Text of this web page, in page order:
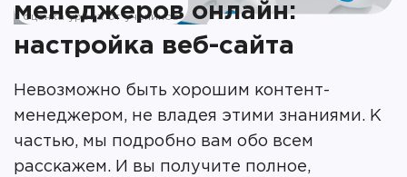
оценка урока от учеников
менеджеров онлайн:
настройка веб-сайта
Невозможно быть хорошим контент-
менеджером, не владея этими знаниями. К
частью, мы подробно вам обо всем
расскажем. И вы получите полное,